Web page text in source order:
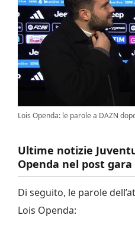
Lois Openda: le parole a DAZN
Ultime notizie
Openda nel post gara
Di seguito, le parole
Lois Openda: